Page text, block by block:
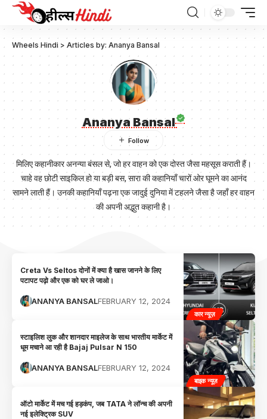
Wheels Hindi >Articles by: Ananya Bansal
Ananya Bansal
मिलिए कहानीकार अनन्या बंसल से, जो हर वाहन को एक दोस्त जैसा महसूस कराती हैं।
चाहे वह छोटी साइकिल हो या बड़ी बस, सारा की कहानियाँ चारों ओर घूमने का आनंद
सामने लाती हैं। उनकी कहानियाँ पढ़ना एक जादुई दुनिया में टहलने जैसा है जहाँ हर वाहन
की अपनी अद्भुत कहानी है।
कार न्यूज़
Creta Vs Seltos दोनों में क्या है खास जानने के लिए
पटापट पढ़ो और एक को घर ले जाओ।
ANANYA BANSALFEBRUARY 12, 2024
बाइक न्यूज़
स्टाइलिश लुक और शानदार माइलेज के साथ भारतीय मार्केट में
धूम मचाने आ रही है Bajaj Pulsar N 150
ANANYA BANSALFEBRUARY 12, 2024
ऑटो मार्केट में मच गई हड़कंप, जब TATA ने लॉन्च की अपनी
नई इलेक्ट्रिक SUV